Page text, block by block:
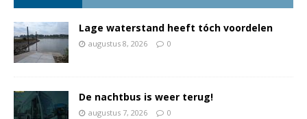
Lage waterstand heeft tóch voordelen
augustus 8, 2026 0
De nachtbus is weer terug!
augustus 7, 2026 0